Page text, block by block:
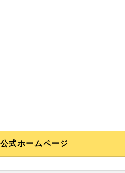
公式ホームページ